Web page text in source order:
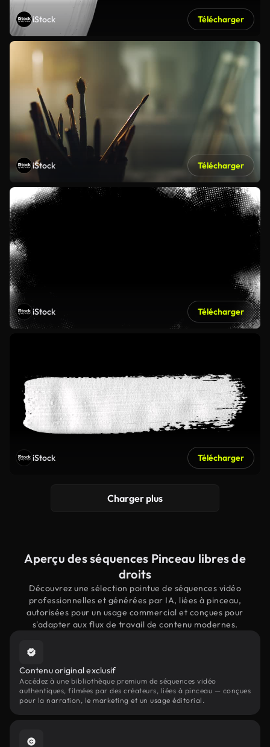
iStock Télécharger
iStock Télécharger
iStock Télécharger
iStock Télécharger
Charger plus
Aperçu des séquences Pinceau libres de
droits
Découvrez une sélection pointue de séquences vidéo
professionnelles et générées par IA, liées à pinceau,
autorisées pour un usage commercial et conçues pour
s'adapter aux flux de travail de contenu modernes.
Contenu original exclusif
Accédez à une bibliothèque premium de séquences vidéo
authentiques, filmées par des créateurs, liées à pinceau — conçues
pour la narration, le marketing et un usage éditorial.